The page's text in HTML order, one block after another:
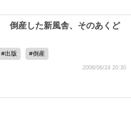
倒産した新風舎、そのあくど
出版 倒産
2008/06/24 20:30